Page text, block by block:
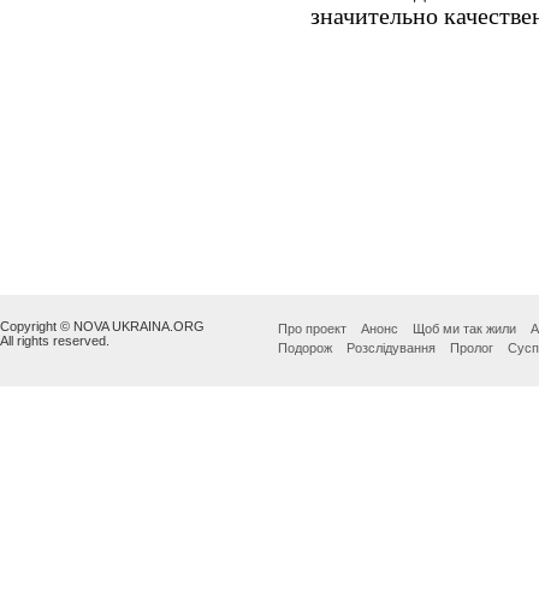
Copyright © NOVA UKRAINA.ORG
All rights reserved.
Про проект Анонс Щоб ми так жили
Подорож
Розслідування Пролог